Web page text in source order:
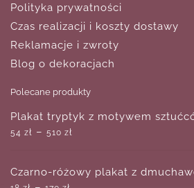
Polityka prywatności
Czas realizacji i koszty dostawy
Reklamacje i zwroty
Blog o dekoracjach
Polecane produkty
Plakat tryptyk z motywem
54 zł – 510 zł
Czarno-różowy plakat z